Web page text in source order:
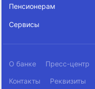
Пенсионерам
Сервисы
О банке Пресс-центр
Контакты Реквизиты